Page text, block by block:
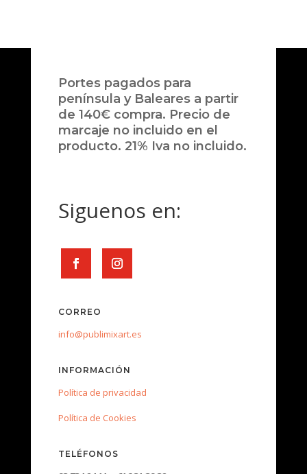
Portes pagados para
península y Baleares a partir
de 140€ compra. Precio de
marcaje no incluido en el
producto. 21% Iva no incluido.
Siguenos en:
CORREO
info@publimixart.es
INFORMACIÓN
Política de privacidad
Política de Cookies
TELÉFONOS